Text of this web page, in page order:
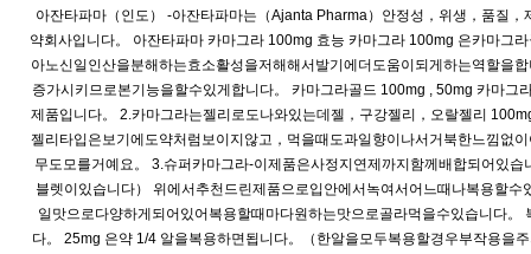
아잔타파마（인도） -아잔타파마는（Ajanta Pharma）안정성，위생，품질
약회사입니다。 아잔타파마 카마그라 100mg 효능 카마그라 100mg 은카마그
아노신일인산을분해하는효소활성을저해해서발기에더도움이되게하는역할을
증가시키므로본기능을할수있게합니다。 카마그라골드 100mg , 50mg 카마
제품입니다。 2.카마그라는젤리로도나와있는데젤，구강젤리，오랄젤리
젤리타입은보기에도약처럼보이지않고，먹을때도과일향이나서거북한느낌없
무도모를거예요。 3.슈퍼카마그라-이제품은사정지연제까지함께배합되어있
블렛이있습니다） 위에서추천드린제품으로입안에서녹여서어느때나복용할
일맛으로다양하게되어있어복용할때마다원하는맛으로골라먹을수있습니다
다。 25mg 은약 1/4 알을복용하면됩니다。（한알을모두복용할경우부작용을